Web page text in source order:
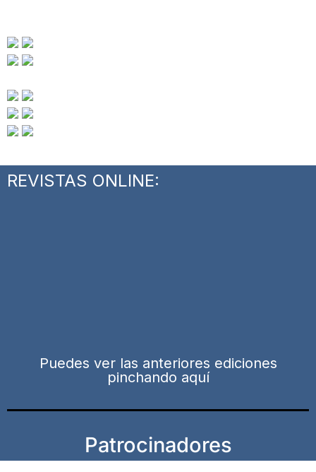
REVISTAS ONLINE:
Puedes ver las anteriores ediciones
pinchando aquí
Patrocinadores